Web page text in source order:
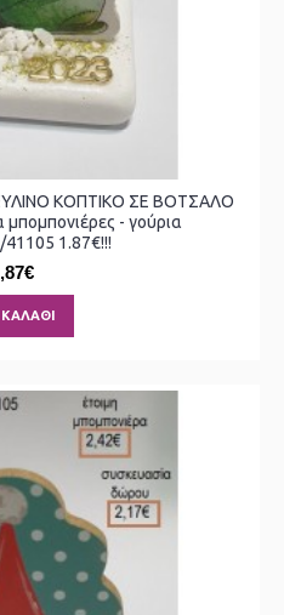
ΚΟΠΤΙΚΟ ΣΕ ΒΟΤΣΑΛΟ
- γούρια
1.87€!!!
ΚΑΛΆΘΙ